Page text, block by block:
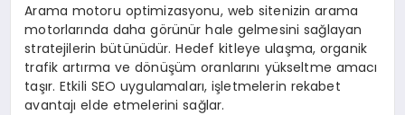
Arama motoru optimizasyonu, web sitenizin arama
motorlarında daha görünür hale gelmesini sağlayan
stratejilerin bütünüdür. Hedef kitleye ulaşma, organik
trafik artırma ve dönüşüm oranlarını yükseltme amacı
taşır. Etkili SEO uygulamaları, işletmelerin rekabet
avantajı elde etmelerini sağlar.